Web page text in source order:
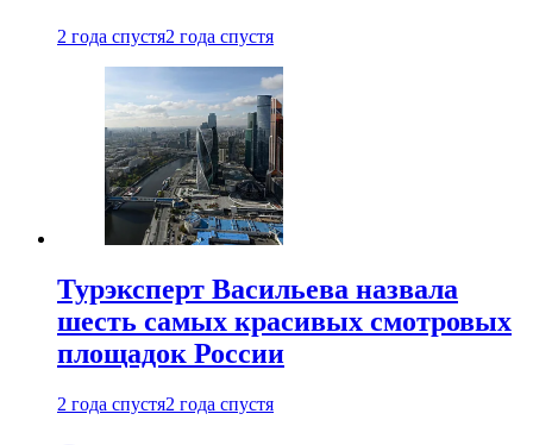
2 года спустя2 года спустя
Турэксперт Васильева назвала
шесть самых красивых смотровых
площадок России
2 года спустя2 года спустя